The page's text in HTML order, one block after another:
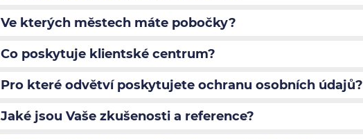
Ve kterých městech máte pobočky?
Co poskytuje klientské centrum?
Pro které odvětví poskytujete ochranu osobních údajů?
Jaké jsou Vaše zkušenosti a reference?